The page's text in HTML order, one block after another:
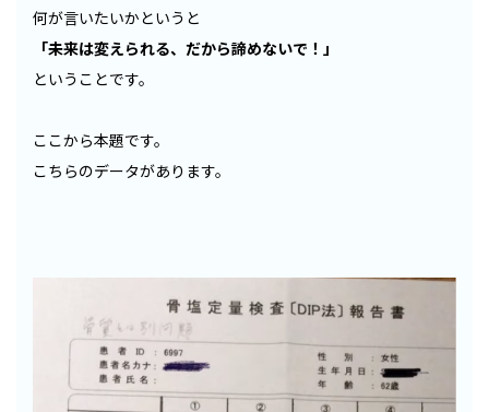
何が言いたいかというと
「未来は変えられる、だから諦めないで！」
ということです。
ここから本題です。
こちらのデータがあります。